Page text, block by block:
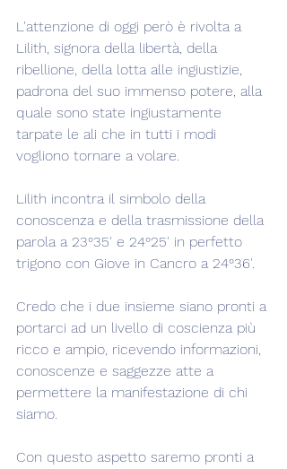
L'attenzione di oggi però è rivolta a
Lilith, signora della libertà, della
ribellione, della lotta alle ingiustizie,
padrona del suo immenso potere, alla
quale sono state ingiustamente
tarpate le ali che in tutti i modi
vogliono tornare a volare.
Lilith incontra il simbolo della
conoscenza e della trasmissione della
parola a 23°35' e 24°25' in perfetto
trigono con Giove in Cancro a 24°36'.
Credo che i due insieme siano pronti a
portarci ad un livello di coscienza più
ricco e ampio, ricevendo informazioni,
conoscenze e saggezze atte a
permettere la manifestazione di chi
siamo.
Con questo aspetto saremo pronti a